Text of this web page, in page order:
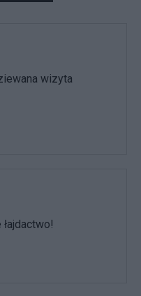
wizyta